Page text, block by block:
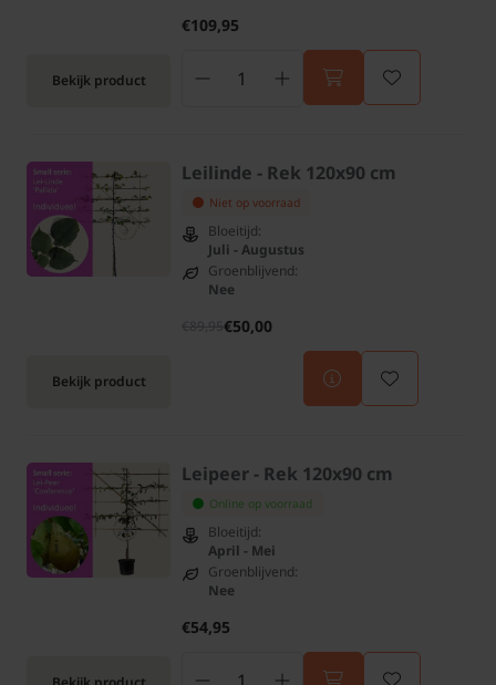
Bekijk product
€109,95
Bekijk product
Leilinde - Rek 120x90 cm
Niet op voorraad
Bloeitijd:
Juli - Augustus
Groenblijvend:
Nee
€50,00
Leipeer - Rek 120x90 cm
Online op voorraad
Bloeitijd:
April - Mei
Groenblijvend:
Nee
€54,95